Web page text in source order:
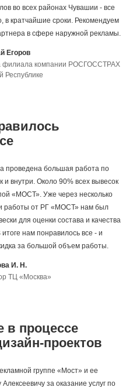
во всех районах Чувашии - все
в кратчайшие сроки. Рекомендуем
в сфере наружной рекламы.
Егоров
филиала компании РОСГОССТРАХ
Республике
проведена большая работа по
и внутри. Около 90% всех вывесок
«МОСТ». Уже через несколько
работы от РГ «МОСТ» нам был
для оценки состава и качества
нам понравилось все - и
за большой объем работы.
И. Н.
ТЦ «Москва»
в процессе
проектов
группе «Мост» и ее
за оказание услуг по